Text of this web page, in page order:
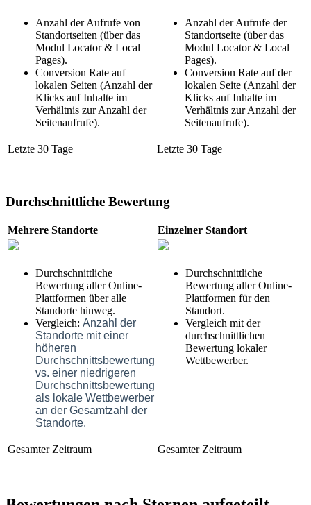
Anzahl der Aufrufe von
Standortseiten (über das
Modul Locator & Local
Pages).
Conversion Rate auf
lokalen Seiten (Anzahl der
Klicks auf Inhalte im
Verhältnis zur Anzahl der
Seitenaufrufe).
Anzahl der Aufrufe der
Standortseite (über das
Modul Locator & Local
Pages).
Conversion Rate auf der
lokalen Seite (Anzahl der
Klicks auf Inhalte im
Verhältnis zur Anzahl der
Seitenaufrufe).
Letzte 30 Tage Letzte 30 Tage
Durchschnittliche Bewertung
Mehrere Standorte Einzelner Standort
Durchschnittliche
Bewertung aller Online-
Plattformen über alle
Standorte hinweg.
Vergleich: Anzahl der
Standorte mit einer
höheren
Durchschnittsbewertung
vs. einer niedrigeren
Durchschnittsbewertung
als lokale Wettbewerber
an der Gesamtzahl der
Standorte.
Durchschnittliche
Bewertung aller Online-
Plattformen für den
Standort.
Vergleich mit der
durchschnittlichen
Bewertung lokaler
Wettbewerber.
Gesamter Zeitraum Gesamter Zeitraum